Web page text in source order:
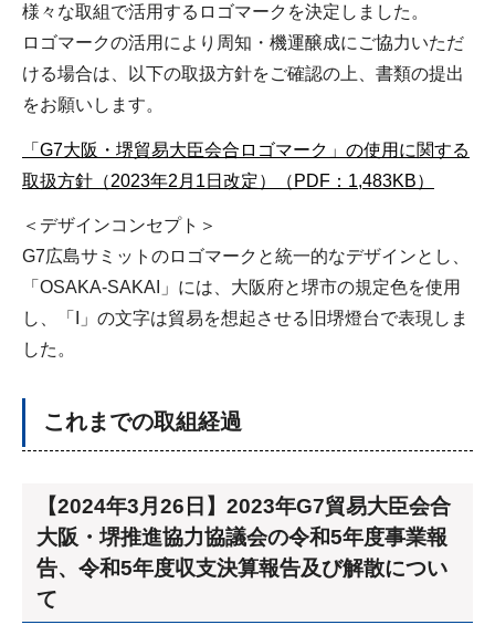
様々な取組で活用するロゴマークを決定しました。
ロゴマークの活用により周知・機運醸成にご協力いただ
ける場合は、以下の取扱方針をご確認の上、書類の提出
をお願いします。
「G7大阪・堺貿易大臣会合ロゴマーク」の使用に関する
取扱方針（2023年2月1日改定）（PDF：1,483KB）
＜デザインコンセプト＞
G7広島サミットのロゴマークと統一的なデザインとし、
「OSAKA-SAKAI」には、大阪府と堺市の規定色を使用
し、「I」の文字は貿易を想起させる旧堺燈台で表現しま
した。
これまでの取組経過
【2024年3月26日】2023年G7貿易大臣会合
大阪・堺推進協力協議会の令和5年度事業報
告、令和5年度収支決算報告及び解散につい
て